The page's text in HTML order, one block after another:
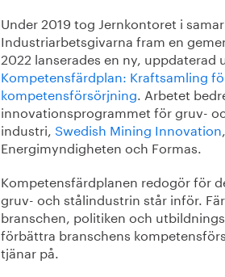
Under 2019 tog Jernkontoret i
Industriarbetsgivarna fram en
2022 lanserades en ny, uppdaterad
Kompetensfärdplan: Kraftsamling
kompetensförsörjning. Arbetet
innovationsprogrammet för gruv-
industri, Swedish Mining Innovation
Energimyndigheten och Formas.
Kompetensfärdplanen redogör för
gruv- och stålindustrin står inför.
branschen, politiken och
förbättra branschens
tjänar på.